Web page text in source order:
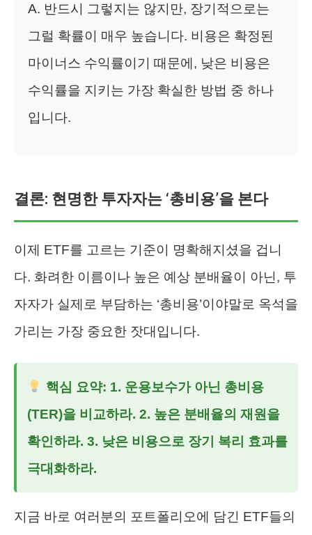
A. 반드시 그렇지는 않지만, 장기적으로는
그럴 확률이 매우 높습니다. 비용은 확정된
마이너스 수익률이기 때문에, 낮은 비용은
수익률을 지키는 가장 확실한 방법 중 하나
입니다.
결론: 현명한 투자자는 ‘총비용’을 본다
이제 ETF를 고르는 기준이 명확해지셨을 겁니
다. 화려한 이름이나 높은 예상 분배율이 아닌, 투
자자가 실제로 부담하는 ‘총비용’이야말로 옥석을
가리는 가장 중요한 잣대입니다.
핵심 요약: 1. 운용보수가 아닌 총비용
(TER)을 비교하라. 2. 높은 분배율의 재원을
확인하라. 3. 낮은 비용으로 장기 복리 효과를
극대화하라.
지금 바로 여러분의 포트폴리오에 담긴 ETF들의